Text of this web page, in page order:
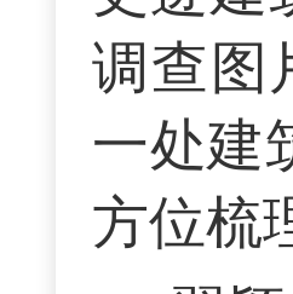
调查图
一处建
方位梳